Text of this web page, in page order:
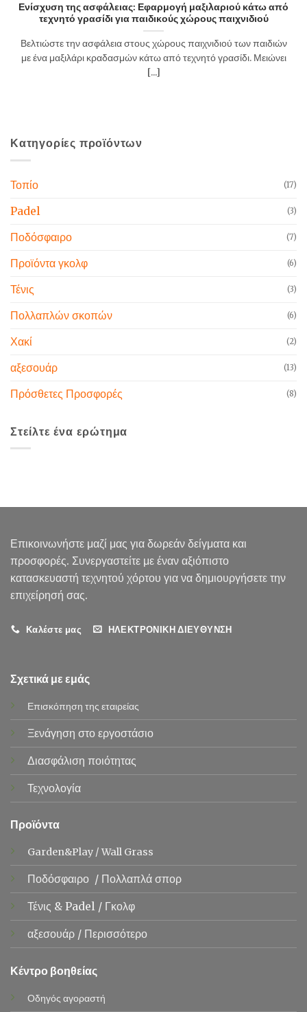
Ενίσχυση της ασφάλειας: Εφαρμογή μαξιλαριού κάτω από
τεχνητό γρασίδι για παιδικούς χώρους παιχνιδιού
Βελτιώστε την ασφάλεια στους χώρους παιχνιδιού των παιδιών
με ένα μαξιλάρι κραδασμών κάτω από τεχνητό γρασίδι. Μειώνει
[...]
Κατηγορίες προϊόντων
Τοπίο (17)
Padel (3)
Ποδόσφαιρο (7)
Προϊόντα γκολφ (6)
Τένις (3)
Πολλαπλών σκοπών (6)
Χακί (2)
αξεσουάρ (13)
Πρόσθετες Προσφορές (8)
Στείλτε ένα ερώτημα
Επικοινωνήστε μαζί μας για δωρεάν δείγματα και
προσφορές. Συνεργαστείτε με έναν αξιόπιστο
κατασκευαστή τεχνητού χόρτου για να δημιουργήσετε την
επιχείρησή σας.
Καλέστε μας ΗΛΕΚΤΡΟΝΙΚΗ ΔΙΕΥΘΥΝΣΗ
Σχετικά με εμάς
Επισκόπηση της εταιρείας
Ξενάγηση στο εργοστάσιο
Διασφάλιση ποιότητας
Τεχνολογία
Προϊόντα
Garden&Play/Wall Grass
Ποδόσφαιρο / Πολλαπλά σπορ
Τένις & Padel / Γκολφ
αξεσουάρ / Περισσότερο
Κέντρο βοηθείας
Οδηγός αγοραστή